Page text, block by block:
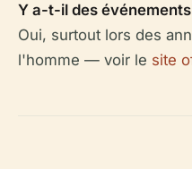
Y a-t-il des
Oui, surtout lors des
l'homme — voir le site